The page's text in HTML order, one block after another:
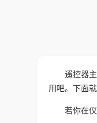
遥控器
用吧。下面
若你在